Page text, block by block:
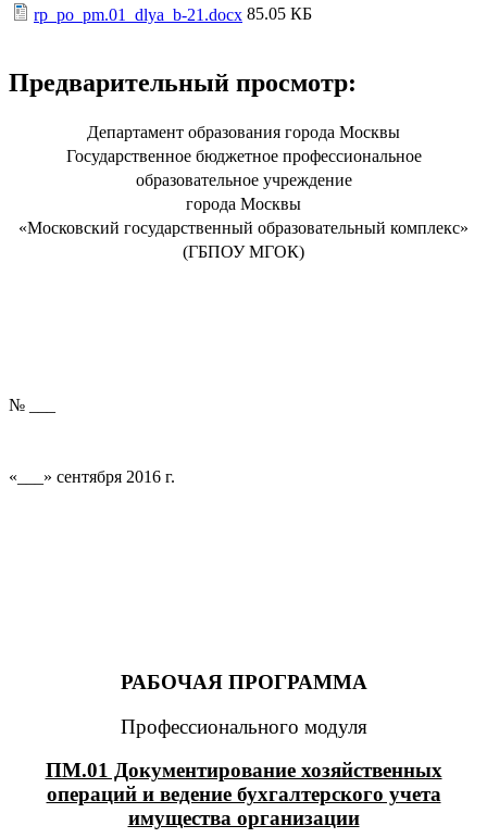
rp_po_pm.01_dlya_b-21.docx 85.05 КБ
Предварительный просмотр:
Департамент образования города Москвы
Государственное бюджетное профессиональное
образовательное учреждение
города Москвы
«Московский государственный образовательный комплекс»
(ГБПОУ МГОК)
№ ___
«___» сентября 2016 г.
РАБОЧАЯ ПРОГРАММА
Профессионального модуля
ПМ.01 Документирование хозяйственных
операций и ведение бухгалтерского учета
имущества организации